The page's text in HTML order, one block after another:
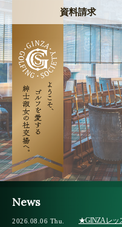
資料請求
News
2026.08.06 Thu. ★GINZA レ